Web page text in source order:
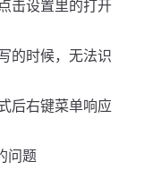
击设置里的打开
的时候，无法识
后右键菜单响应
问题